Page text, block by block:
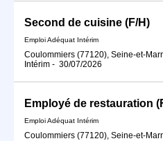
Second de cuisine (F/H)
Emploi Adéquat Intérim
Coulommiers (77120), Seine-et-
Intérim - 30/07/2026
Employé de restauration
Emploi Adéquat Intérim
Coulommiers (77120), Seine-et-